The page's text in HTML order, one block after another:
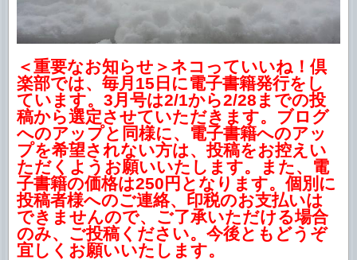
＜重要なお知らせ＞ネコっていいね！倶
楽部では、毎月15日に電子書籍発行をし
ています。3月号は2/1から2/28までの投
稿から選定させていただきます。ブログ
へのアップと同様に、電子書籍へのアッ
プを希望されない方は、投稿をお控えい
ただくようお願いいたします。また、電
子書籍の価格は250円となります。個別に
投稿者様へのご連絡、印税のお支払いは
できませんので、ご了承いただける場合
のみ、ご投稿ください。今後ともどうぞ
宜しくお願いいたします。